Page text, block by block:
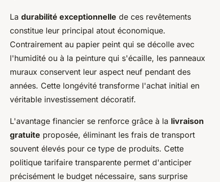
La durabilité exceptionnelle de ces revêtements
constitue leur principal atout économique.
Contrairement au papier peint qui se décolle avec
l'humidité ou à la peinture qui s'écaille, les panneaux
muraux conservent leur aspect neuf pendant des
années. Cette longévité transforme l'achat initial en
véritable investissement décoratif.
L'avantage financier se renforce grâce à la livraison
gratuite proposée, éliminant les frais de transport
souvent élevés pour ce type de produits. Cette
politique tarifaire transparente permet d'anticiper
précisément le budget nécessaire, sans surprise